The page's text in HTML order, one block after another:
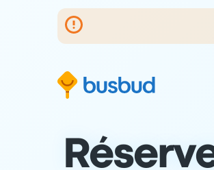
formulaire de recherche
Aller au contenu
Aller au pied de page